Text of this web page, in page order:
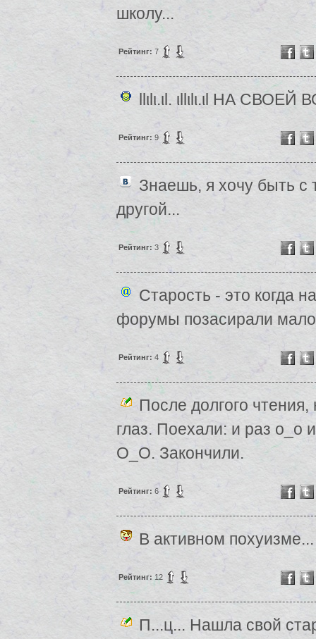
школу...
Рейтинг: 7
llιlι.ιl. ιllιlι.ιl НА СВОЕЙ
Рейтинг: 9
Знаешь, я хочу быть с
другой...
Рейтинг: 3
Старость - это когда
форумы позасирали
Рейтинг: 4
После долгого чтения,
глаз. Поехали: и раз о_о
О_О. Закончили.
Рейтинг: 6
В активном похуизме...
Рейтинг: 12
П...ц... Нашла свой